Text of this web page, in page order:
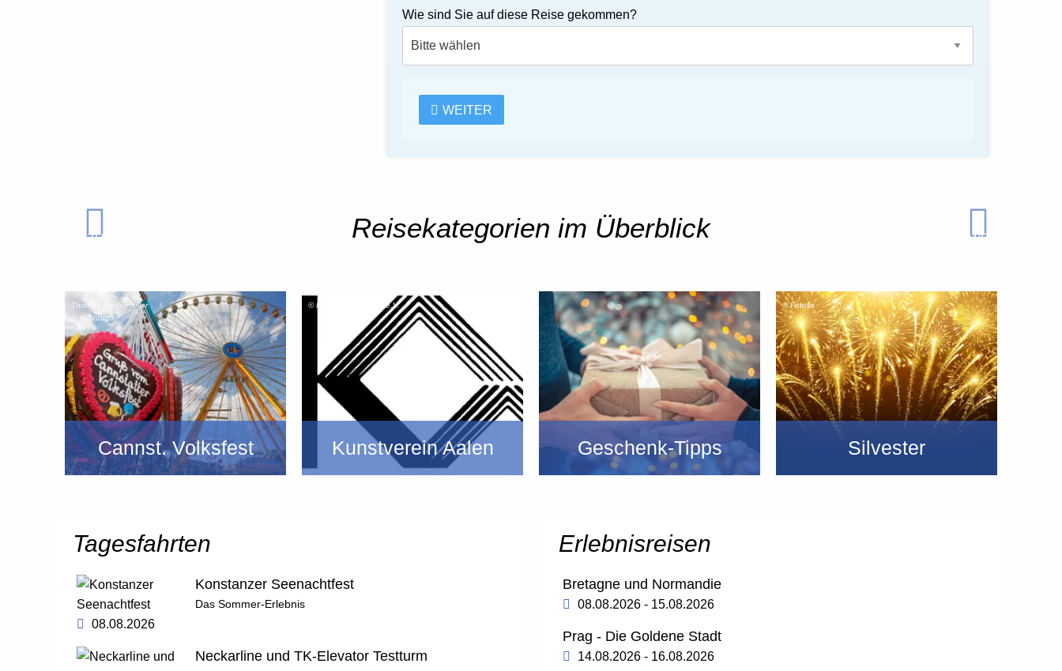
Wie sind Sie auf diese Reise gekommen?
WEITER
Reisekategorien im Überblick
ZURÜCK
Cannst. Volksfest
Thomas Niedermüller
© in.Stuttgart
Kunstverein Aalen
© Kunstverein Aalen e.V.
Geschenk-Tipps Silvester
© Fotolia
WEITER
Tagesfahrten
Konstanzer Seenachtfest
Das Sommer-Erlebnis
08.08.2026
Neckarline und TK-Elevator Testturm
Erlebnisreisen
Bretagne und Normandie
08.08.2026 - 15.08.2026
Prag - Die Goldene Stadt
14.08.2026 - 16.08.2026